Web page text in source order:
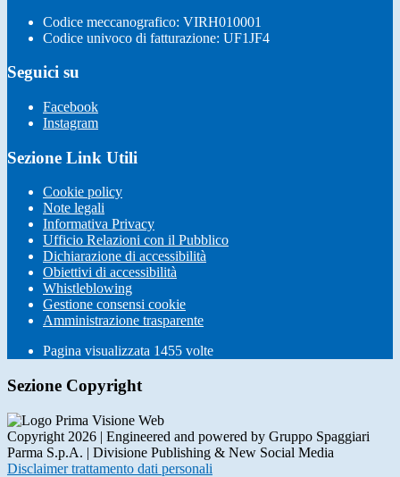
Codice meccanografico: VIRH010001
Codice univoco di fatturazione: UF1JF4
Seguici su
Facebook
Instagram
Sezione Link Utili
Cookie policy
Note legali
Informativa Privacy
Ufficio Relazioni con il Pubblico
Dichiarazione di accessibilità
Obiettivi di accessibilità
Whistleblowing
Gestione consensi cookie
Amministrazione trasparente
Pagina visualizzata 1455 volte
Sezione Copyright
Copyright 2026 | Engineered and powered by Gruppo Spaggiari
Parma S.p.A. | Divisione Publishing & New Social Media
Disclaimer trattamento dati personali